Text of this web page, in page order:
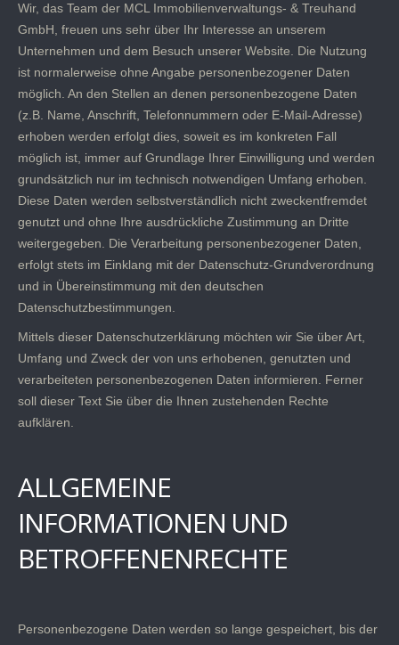
Wir, das Team der MCL Immobilienverwaltungs- & Treuhand
GmbH, freuen uns sehr über Ihr Interesse an unserem
Unternehmen und dem Besuch unserer Website. Die Nutzung
ist normalerweise ohne Angabe personenbezogener Daten
möglich. An den Stellen an denen personenbezogene Daten
(z.B. Name, Anschrift, Telefonnummern oder E-Mail-Adresse)
erhoben werden erfolgt dies, soweit es im konkreten Fall
möglich ist, immer auf Grundlage Ihrer Einwilligung und werden
grundsätzlich nur im technisch notwendigen Umfang erhoben.
Diese Daten werden selbstverständlich nicht zweckentfremdet
genutzt und ohne Ihre ausdrückliche Zustimmung an Dritte
weitergegeben. Die Verarbeitung personenbezogener Daten,
erfolgt stets im Einklang mit der Datenschutz-Grundverordnung
und in Übereinstimmung mit den deutschen
Datenschutzbestimmungen.
Mittels dieser Datenschutzerklärung möchten wir Sie über Art,
Umfang und Zweck der von uns erhobenen, genutzten und
verarbeiteten personenbezogenen Daten informieren. Ferner
soll dieser Text Sie über die Ihnen zustehenden Rechte
aufklären.
ALLGEMEINE
INFORMATIONEN UND
BETROFFENENRECHTE
Personenbezogene Daten werden so lange gespeichert, bis der